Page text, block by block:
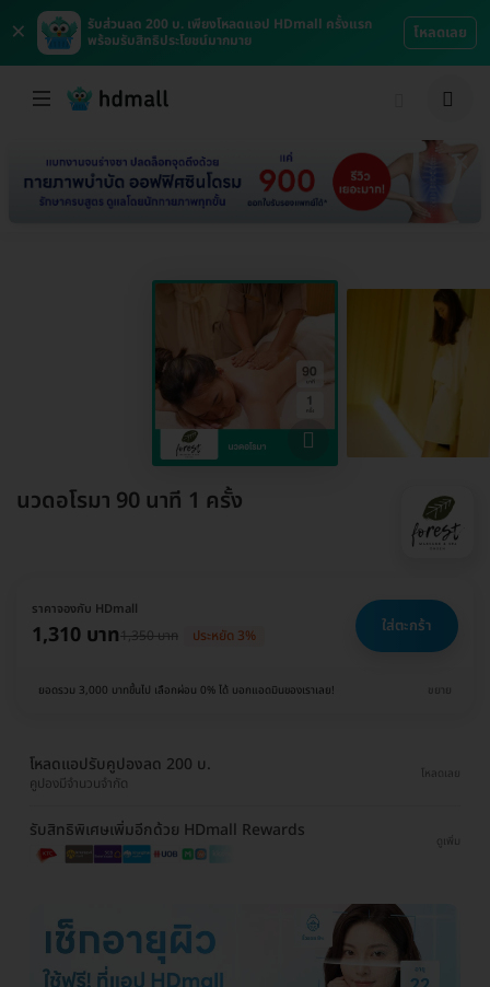
×
รับส่วนลด 200 บ. เพียงโหลดแอป HDmall ครั้งแรก
พร้อมรับสิทธิประโยชน์มากมาย
โหลดเลย
นวดอโรมา 90 นาที 1 ครั้ง
ราคาจองกับ HDmall
1,310 บาท1,350 บาท ประหยัด 3% ใส่ตะกร้า
ยอดรวม 3,000 บาทขึ้นไป เลือกผ่อน 0% ได้ บอกแอดมินของเราเลย! ขยาย
โหลดแอปรับคูปองลด 200 บ.
คูปองมีจำนวนจำกัด
โหลดเลย
รับสิทธิพิเศษเพิ่มอีกด้วย HDmall Rewards
ดูเพิ่ม